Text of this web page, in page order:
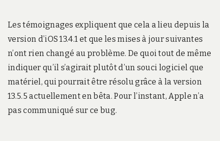
Les témoignages expliquent que cela a lieu depuis la
version d’iOS 13.4.1 et que les mises à jour suivantes
n’ont rien changé au problème. De quoi tout de même
indiquer qu’il s’agirait plutôt d’un souci logiciel que
matériel, qui pourrait être résolu grâce à la version
13.5.5 actuellement en bêta. Pour l’instant, Apple n’a
pas communiqué sur ce bug.